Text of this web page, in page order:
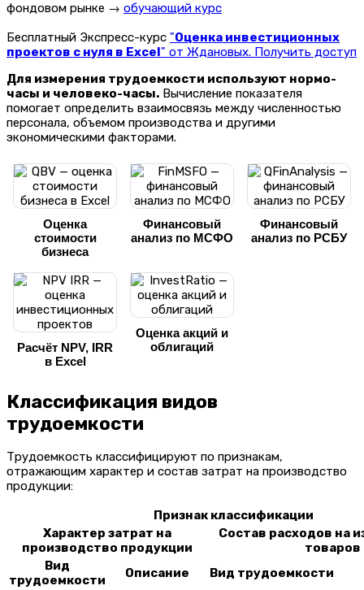
фондовом рынке → обучающий курс
Бесплатный Экспресс-курс "Оценка инвестиционных
проектов с нуля в Excel" от Ждановых. Получить доступ
Для измерения трудоемкости используют нормо-
часы и человеко-часы. Вычисление показателя
помогает определить взаимосвязь между численностью
персонала, объемом производства и другими
экономическими факторами.
Оценка
стоимости
бизнеса
Финансовый
анализ по МСФО
Финансовый
анализ по РСБУ
Расчёт NPV, IRR
в Excel
Оценка акций и
облигаций
Классификация видов
трудоемкости
Трудоемкость классифицируют по признакам,
отражающим характер и состав затрат на производство
продукции:
Признак классификации
Характер затрат на
производство продукции
Состав расходов на
товаров
Вид
трудоемкости
Описание Вид трудоемкости